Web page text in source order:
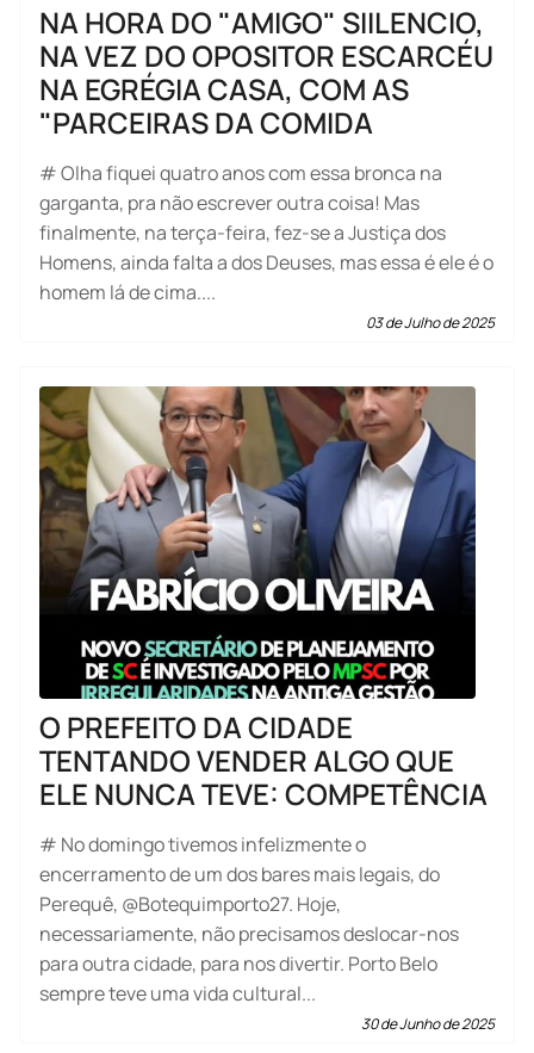
NA HORA DO "AMIGO" SIILENCIO,
NA VEZ DO OPOSITOR ESCARCÉU
NA EGRÉGIA CASA, COM AS
"PARCEIRAS DA COMIDA
# Olha fiquei quatro anos com essa bronca na
garganta, pra não escrever outra coisa! Mas
finalmente, na terça-feira, fez-se a Justiça dos
Homens, ainda falta a dos Deuses, mas essa é ele é o
homem lá de cima....
03 de Julho de 2025
O PREFEITO DA CIDADE
TENTANDO VENDER ALGO QUE
ELE NUNCA TEVE: COMPETÊNCIA
# No domingo tivemos infelizmente o
encerramento de um dos bares mais legais, do
Perequê, @Botequimporto27. Hoje,
necessariamente, não precisamos deslocar-nos
para outra cidade, para nos divertir. Porto Belo
sempre teve uma vida cultural...
30 de Junho de 2025